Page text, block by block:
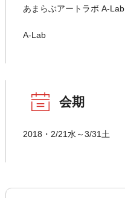
あまらぶアートラボ A-Lab
A-Lab
会期
2018・2/21水～3/31土